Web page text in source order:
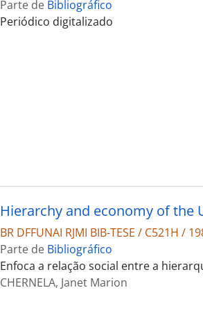
Parte de Bibliográfico
Periódico digitalizado
BR DFFUNAI RJMI BIB-TESE / C521H /
Parte de Bibliográfico
Enfoca a relação social entre a
CHERNELA, Janet Marion